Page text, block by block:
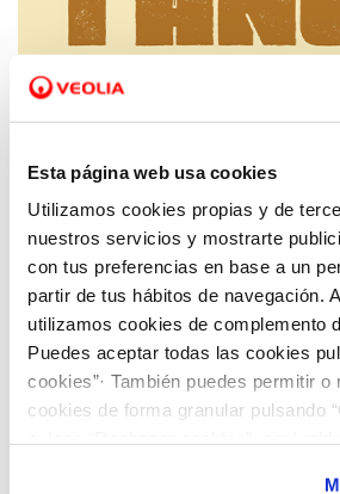
Esta página web usa cookies
Utilizamos cookies propias y de
nuestros servicios y mostrarte
con tus preferencias en base a un
partir de tus hábitos de navegación.
utilizamos cookies de complemento
Puedes aceptar todas las cookies
cookies”· También puedes permitir o
cookies de forma granular pulsando
25 SEP 2020
14.000 visualizaciones en